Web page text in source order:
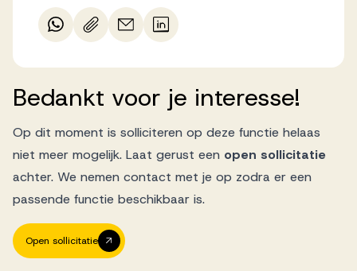
Bedankt voor je interesse!
Op dit moment is solliciteren op deze functie helaas
niet meer mogelijk. Laat gerust een open sollicitatie
achter. We nemen contact met je op zodra er een
passende functie beschikbaar is.
Open sollicitatie